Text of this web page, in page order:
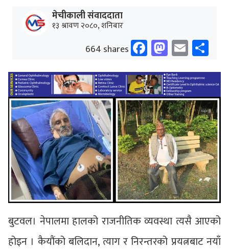
मेचीकाली संवाददाता
१३ श्रावण २०८०, शनिबार
664 shares Facebook
Email
बुटवल। नेपालमा हालको राजनीतिक व्यवस्था त्यसै आएको
होइन । कैयौंको बलिदान, त्याग र निरन्तरको प्रयत्नबाट नयाँ